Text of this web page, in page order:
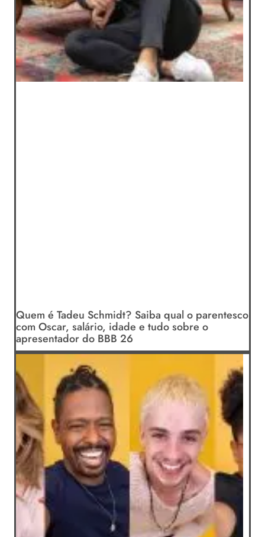
Quem é Tadeu Schmidt? Saiba qual o parentesco
com Oscar, salário, idade e tudo sobre o
apresentador do BBB 26